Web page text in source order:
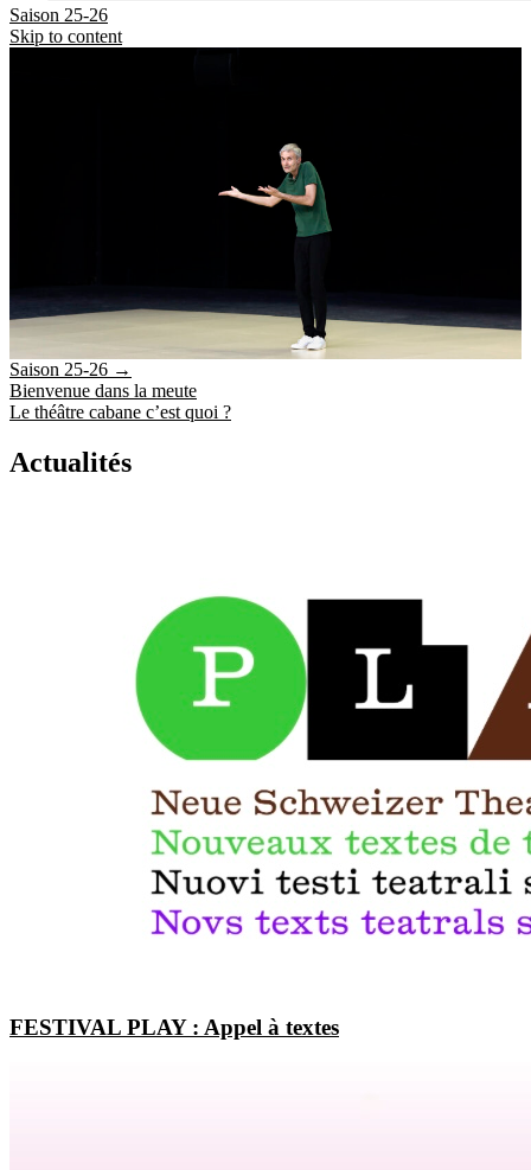
Saison 25-26
Skip to content
Saison 25-26 →
Bienvenue dans la meute
Le théâtre cabane c’est quoi ?
Actualités
FESTIVAL PLAY : Appel à textes